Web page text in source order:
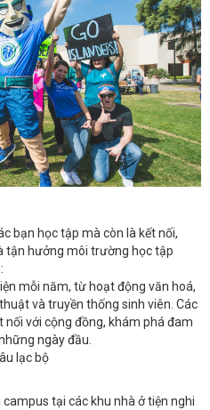
bạn học tập mà còn là kết nối,
tận hưởng môi trường học tập
mỗi năm, từ hoạt động văn hoá,
và truyền thống sinh viên. Các
nối với cộng đồng, khám phá đam
ngày đầu.
lạc bộ
tại các khu nhà ở tiện nghi